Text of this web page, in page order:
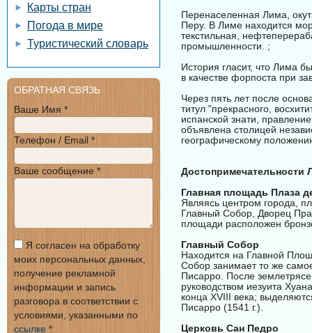
Перенаселенная Лима,
Перу. В Лиме находится
текстильная,
промышленности. ;
История гласит, что Лима
в качестве форпоста при
Через пять лет после
титул "прекрасного,
испанской знати,
объявлена столицей
географическому
Достопримечательности
Главная площадь Плаза
Являясь центром города,
Главный Собор, Дворец
площади расположен
Главный Собор
Находится на Главной
Собор занимает то же
Писарро. После
руководством иезуита
конца XVIII века;
Писарро (1541 г.).
Церковь Сан Педро
Карты стран
Погода в мире
Туристический словарь
ОБРАТНАЯ СВЯЗЬ
Ваше Имя *
Телефон / Email *
Ваше сообщение *
Я согласен на обработку
моих персональных данных,
получение рекламной
информации и запись
разговора в соответствии с
условиями, указанными по
ссылке *